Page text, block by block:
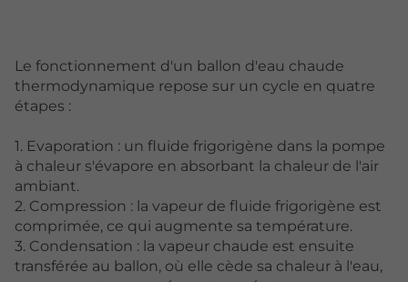
Le fonctionnement d'un ballon d'eau chaude
thermodynamique repose sur un cycle en quatre
étapes :
1. Evaporation : un fluide frigorigène dans la pompe
à chaleur s'évapore en absorbant la chaleur de l'air
ambiant.
2. Compression : la vapeur de fluide frigorigène est
comprimée, ce qui augmente sa température.
3. Condensation : la vapeur chaude est ensuite
transférée au ballon, où elle cède sa chaleur à l'eau,